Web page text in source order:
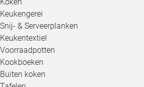
Keukengerei
Snij- & Serveerplanken
Keukentextiel
Voorraadpotten
Kookboeken
Buiten koken